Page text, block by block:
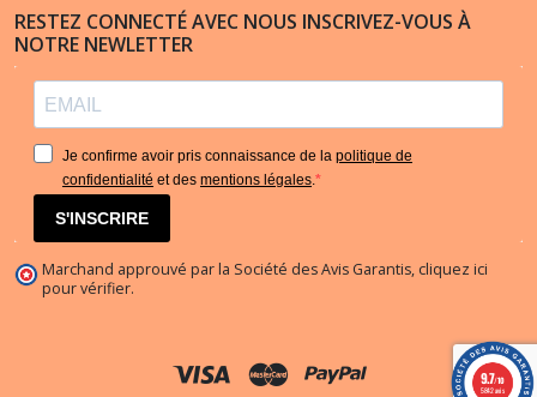
RESTEZ CONNECTÉ AVEC NOUS INSCRIVEZ-VOUS À
NOTRE NEWLETTER
Je confirme avoir pris connaissance de la politique de
confidentialité et des mentions légales.
S'INSCRIRE
Marchand approuvé par la Société des Avis Garantis, cliquez ici
pour vérifier.
9.7/10
5842 avis